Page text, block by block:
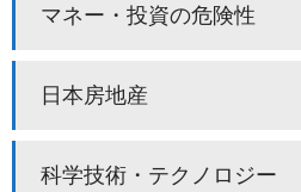
マネー・投資の危険性
日本房地産
科学技術・テクノロジー